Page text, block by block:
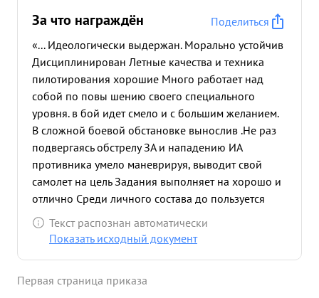
За что награждён
Поделиться
«... Идеологически выдержан. Морально устойчив
Дисциплинирован Летные качества и техника
пилотирования хорошие Много работает над
собой по повы шению своего специального
уровня. в бой идет смело и с большим желанием.
В сложной боевой обстановке вынослив .Не раз
подвергаясь обстрелу ЗА и нападению ИА
противника умело маневрируя, выводит свой
самолет на цель Задания выполняет на хорошо и
отлично Среди личного состава до пользуется
деловым авторитетом, как смелый боевой летчик.
Как лучший летчик, выдвинут на должность
уничтожил: 4 автомашины, полевых орудий, 2 3П,
Текст распознан автоматически
Показать исходный документ
Первая страница приказа